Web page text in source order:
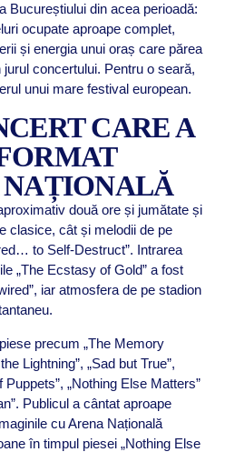
Bucureștiului din acea perioadă:
ocupate aproape complet,
și energia unui oraș care părea
concertului. Pentru o seară,
unui mare festival european.
CARE A
NAȚIONALĂ
două ore și jumătate și
clasice, cât și melodii de pe
to Self-Destruct”. Intrarea
„The Ecstasy of Gold” a fost
iar atmosfera de pe stadion
precum „The Memory
Lightning”, „Sad but True”,
Puppets”, „Nothing Else Matters”
Publicul a cântat aproape
cu Arena Națională
în timpul piesei „Nothing Else